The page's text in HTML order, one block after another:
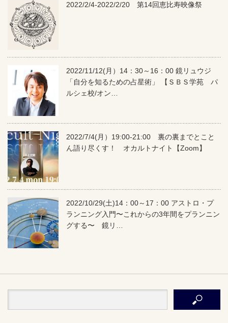
2022/2/4-2022/2/20 第14回恵比寿映像祭
2022/11/12(月）14：30～16：00 鏡リュウジ
「自分を知るための占星術」 【ＳＢＳ学苑 パ
ルシェ校/オン…
2022/7/4(月）19:00-21:00 裏の裏までとこと
ん語り尽くす！ オカルトナイト【Zoom】
2022/10/29(土)14：00～17：00 アストロ・プ
ランニング入門〜これからの3年間をプランニン
グする〜 鏡リ…